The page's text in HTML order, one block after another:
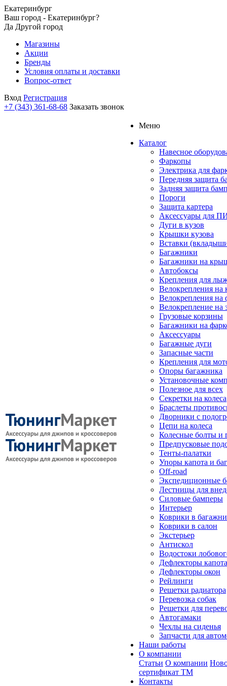
Екатеринбург
Ваш город - Екатеринбург?
Да Другой город
Магазины
Акции
Бренды
Условия оплаты и доставки
Вопрос-ответ
Вход Регистрация
+7 (343) 361-68-68 Заказать звонок
Меню
Каталог
Навесное
Фаркопы
Электрика для
Передняя защита
Задняя защита
Пороги
Защита картера
Аксессуары для
Дуги в кузов
Крышки кузова
Вставки
Багажники
Багажники на
Автобоксы
Крепления для
Велокрепления
Велокрепления на
Велокрепление на
Грузовые корзины
Багажники на
Аксессуары
Багажные дуги
Запасные части
Крепления для
Опоры багажника
Установочные
Полезное для всех
Секретки на колеса
Браслеты
Дворники с
Цепи на колеса
Колесные болты и
Предпусковые
Тенты-палатки
Упоры капота и
Off-road
Экспедиционные
Лестницы для
Силовые бамперы
Интерьер
Коврики в
Коврики в салон
Экстерьер
Антискол
Водостоки
Дефлекторы капота
Дефлекторы окон
Рейлинги
Решетки радиатора
Перевозка собак
Решетки для
Автогамаки
Чехлы на сиденья
Запчасти для
Наши работы
О компании
Статьи О компании
сертификат ТМ
Контакты